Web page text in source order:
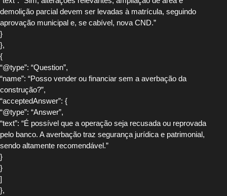
demolição parcial devem ser levadas à matrícula, seguindo
aprovação municipal e, se cabível, nova CND.”
}
},
{
“@type”: “Question”,
“name”: “Posso vender ou financiar sem a averbação da
construção?”,
“acceptedAnswer”: {
“@type”: “Answer”,
“text”: “É possível que a operação seja recusada ou reprovada
pelo banco. A averbação traz segurança jurídica e patrimonial,
sendo altamente recomendável.”
}
}
]
},